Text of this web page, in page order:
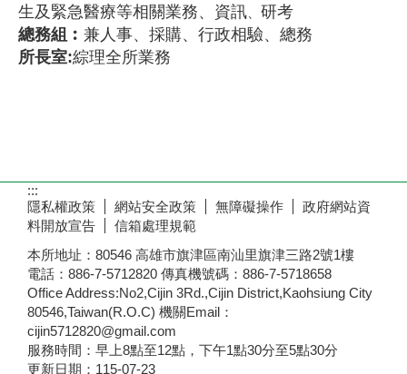
生及緊急醫療等相關業務、資訊
研考
總務組︰ 兼人事、採購、行政相驗、總務
所長室:綜理全所業務
:::
隱私權政策
網站安全政策 無障礙操作
政府網站資
料開放宣告
信箱處理規範
本所地址：80546 高雄市旗津區南汕里旗津三路2號1樓
電話：886-7-5712820 傳真機號碼：886-7-5718658
Office Address:No2,Cijin 3Rd.,Cijin District,Kaohsiung City
80546,Taiwan(R.O.C) 機關Email：
cijin5712820@gmail.com
服務時間：早上8點至12點，下午1點30分至5點30分
更新日期： 115-07-23